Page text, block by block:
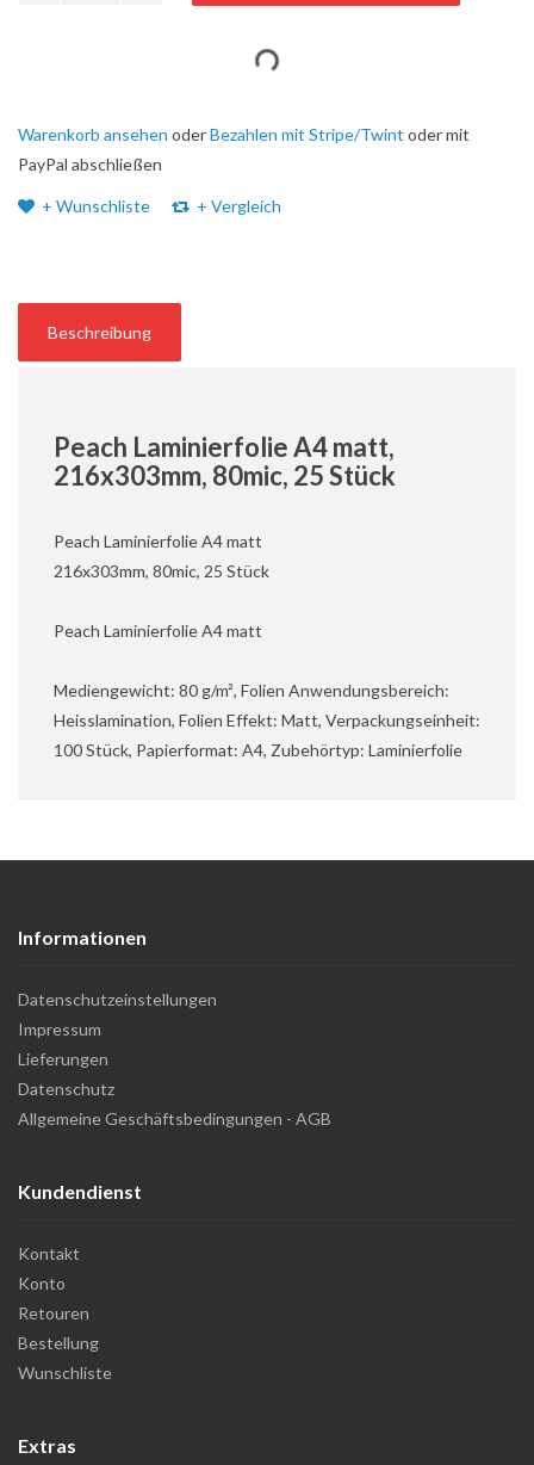
Warenkorb ansehen oderBezahlen mit Stripe/Twint oder mit
PayPal abschließen
+ Wunschliste + Vergleich
Beschreibung
Peach Laminierfolie A4 matt,
216x303mm, 80mic, 25 Stück
Peach Laminierfolie A4 matt
216x303mm, 80mic, 25 Stück
Peach Laminierfolie A4 matt
Mediengewicht: 80 g/m², Folien Anwendungsbereich:
Heisslamination, Folien Effekt: Matt, Verpackungseinheit:
100 Stück, Papierformat: A4, Zubehörtyp: Laminierfolie
Informationen
Datenschutzeinstellungen
Impressum
Lieferungen
Datenschutz
Allgemeine Geschäftsbedingungen - AGB
Kundendienst
Kontakt
Konto
Retouren
Bestellung
Wunschliste
Extras